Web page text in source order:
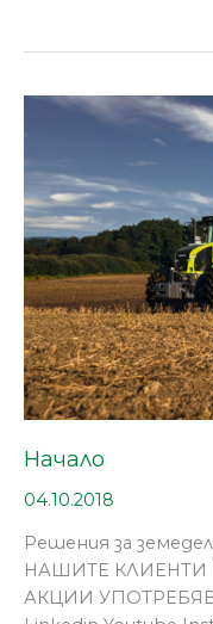
Начало
04.10.2018
Решения за
НАШИТЕ КЛИЕНТИ
АКЦИИ
Начало